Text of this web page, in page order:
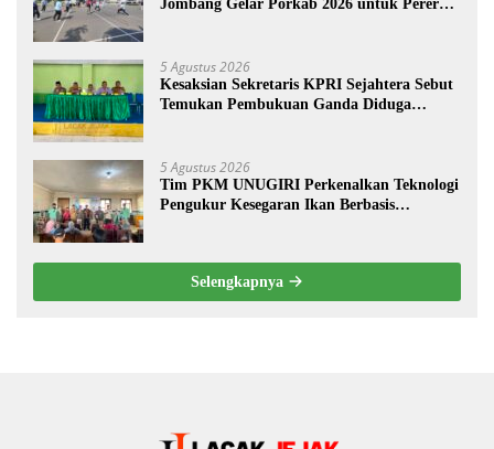
Jombang Gelar Porkab 2026 untuk Pererat
5 Agustus 2026
Kesaksian Sekretaris KPRI Sejahtera Sebut
Temukan Pembukuan Ganda Diduga
5 Agustus 2026
Tim PKM UNUGIRI Perkenalkan Teknologi
Pengukur Kesegaran Ikan Berbasis
Selengkapnya